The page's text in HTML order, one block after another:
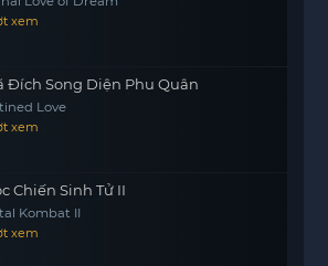
xem
Đích Song Diện Phu Quân
Love
xem
Chiến Sinh Tử II
Kombat II
xem